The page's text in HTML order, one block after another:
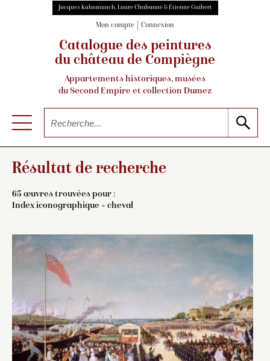
Jacques Kuhnmunch, Laure Chabanne & Étienne Guibert
Mon compte Connexion
Catalogue des peintures
du château de Compiègne
Appartements historiques, musées
du Second Empire et collection Dumez
Résultat de recherche
65 œuvres trouvées pour :
Index iconographique = cheval